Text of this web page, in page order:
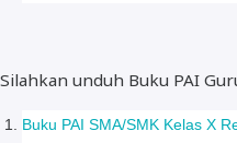
Silahkan unduh Buku PAI
Buku PAI SMA/SMK Kelas X